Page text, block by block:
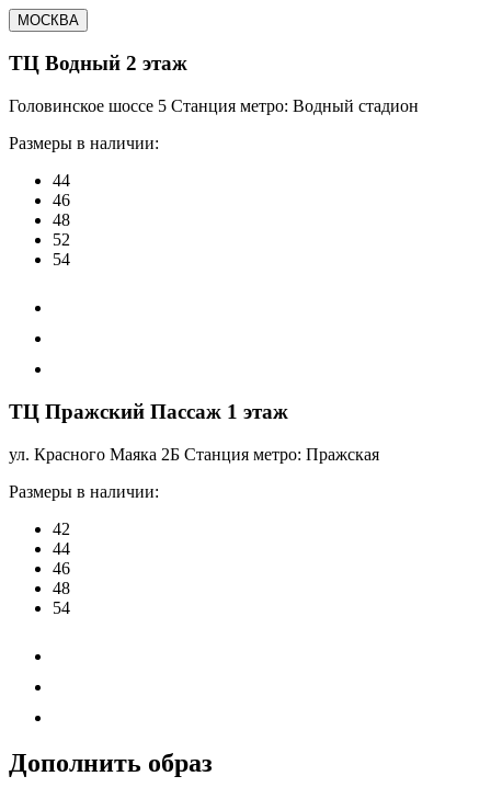
МОСКВА
ТЦ Водный 2 этаж
Головинское шоссе 5 Станция метро: Водный стадион
Размеры в наличии:
44
46
48
52
54
ТЦ Пражский Пассаж 1 этаж
ул. Красного Маяка 2Б Станция метро: Пражская
Размеры в наличии:
42
44
46
48
54
Дополнить образ